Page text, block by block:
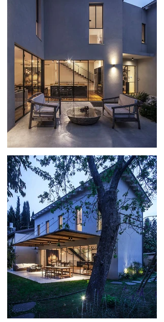
176
186
196
206